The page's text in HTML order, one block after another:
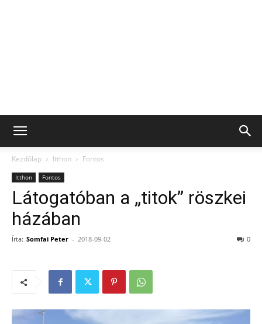
Kezdőlap Itthon Fontos
Itthon Fontos
Látogatóban a „titok” röszkei
házában
Írta: Somfai Peter - 2018-09-02 0